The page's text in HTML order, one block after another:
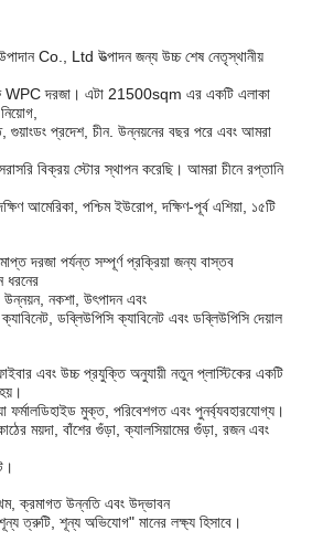
Co., Ltd উত্পাদন জন্য উচ্চ শেষ নেতৃস্থানীয়
WPC দরজা। এটা 21500sqm এর একটি এলাকা
প্রদেশ, চীন. উন্নয়নের বছর পরে এবং আমরা
বিক্রয় স্টোর স্থাপন করেছি। আমরা চীনে রপ্তানি
আমেরিকা, পশ্চিম ইউরোপ, দক্ষিণ-পূর্ব এশিয়া, ১৫টি
দরজা পর্যন্ত সম্পূর্ণ প্রক্রিয়া জন্য বাস্তব
ধরনের
উন্নয়ন, নকশা, উৎপাদন এবং
ডব্লিউপিসি ক্যাবিনেট এবং ডব্লিউপিসি দেয়াল
এবং উচ্চ প্রযুক্তি অনুযায়ী নতুন প্লাস্টিকের একটি
মুক্ত, পরিবেশগত এবং পুনর্ব্যবহারযোগ্য।
ময়দা, বাঁশের গুঁড়া, ক্যালসিয়ামের গুঁড়া, রজন এবং
ক্রমাগত উন্নতি এবং উদ্ভাবন
ত্রুটি, শূন্য অভিযোগ" মানের লক্ষ্য হিসাবে।